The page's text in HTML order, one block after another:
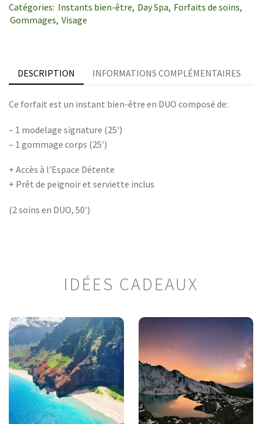
Catégories: Instants bien-être, Day Spa, Forfaits de soins,
Gommages, Visage
DESCRIPTION INFORMATIONS COMPLÉMENTAIRES
Ce forfait est un instant bien-être en DUO composé de:
– 1 modelage signature (25′)
– 1 gommage corps (25′)
+ Accès à l’Espace Détente
+ Prêt de peignoir et serviette inclus
(2 soins en DUO, 50′)
IDÉES CADEAUX